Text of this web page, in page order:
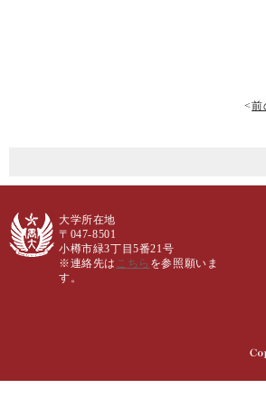
<前
大学所在地
〒047-8501
小樽市緑3丁目5番21号
※連絡先は こちら を参照願いま
す。